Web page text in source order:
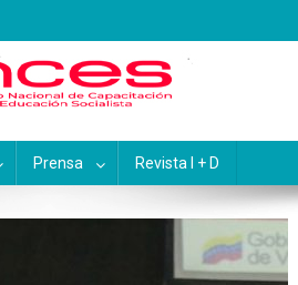
Prensa Revista I + D